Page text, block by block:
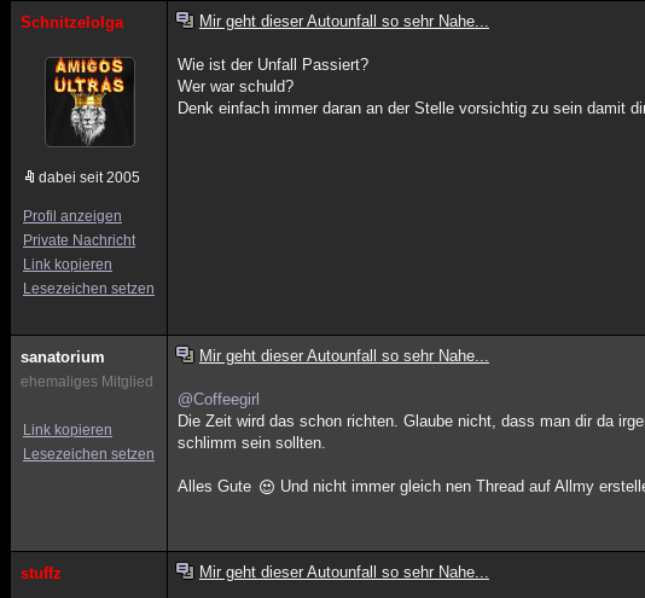
Schnitzelolga
dabei seit 2005
Profil anzeigen
Private Nachricht
Link kopieren
Lesezeichen setzen
Mir geht dieser Autounfall so sehr Nahe...
Wie ist der Unfall Passiert?
Wer war schuld?
Denk einfach immer daran an der Stelle vorsichtig zu sein damit
sanatorium
ehemaliges Mitglied
Link kopieren
Lesezeichen setzen
Mir geht dieser Autounfall so sehr Nahe...
@Coffeegirl
Die Zeit wird das schon richten. Glaube nicht, dass man dir da
schlimm sein sollten.
Alles Gute Und nicht immer gleich nen Thread auf Allmy
stuffz Mir geht dieser Autounfall so sehr Nahe...